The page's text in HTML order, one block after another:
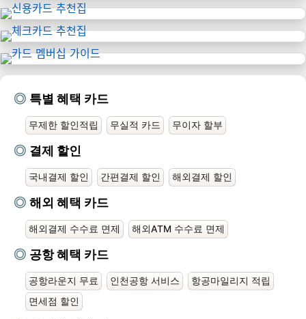
특별 혜택 카드
무제한 할인적립 무실적 카드 무이자 할부
결제 할인
국내결제 할인 간편결제 할인 해외결제 할인
해외 혜택 카드
해외결제 수수료 면제 해외ATM 수수료 면제
공항 혜택 카드
공항라운지 무료 인천공항 서비스
항공마일리지 적립
면세점 할인